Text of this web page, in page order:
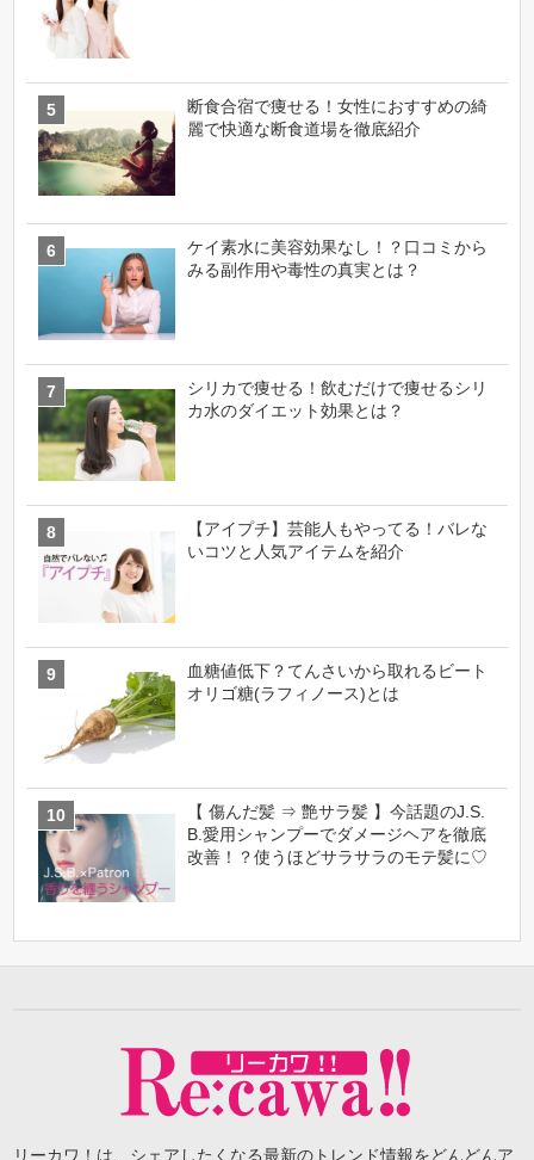
断食合宿で痩せる！女性におすすめの綺
麗で快適な断食道場を徹底紹介
ケイ素水に美容効果なし！？口コミから
みる副作用や毒性の真実とは？
シリカで痩せる！飲むだけで痩せるシリ
カ水のダイエット効果とは？
【アイプチ】芸能人もやってる！バレな
いコツと人気アイテムを紹介
血糖値低下？てんさいから取れるビート
オリゴ糖(ラフィノース)とは
【 傷んだ髪 ⇒ 艶サラ髪 】今話題のJ.S.
B.愛用シャンプーでダメージヘアを徹底
改善！？使うほどサラサラのモテ髪に♡
リーカワ！は、シェアしたくなる最新のトレンド情報をどんどんア